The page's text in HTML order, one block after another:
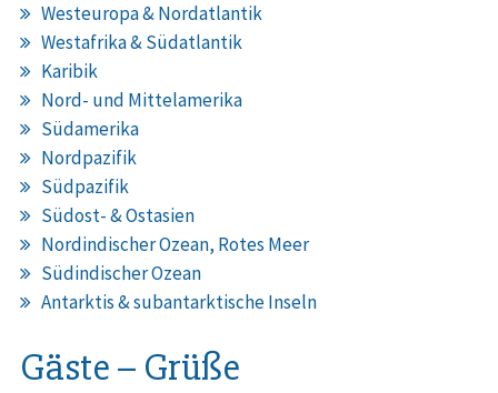
Westeuropa & Nordatlantik
Westafrika & Südatlantik
Karibik
Nord- und Mittelamerika
Südamerika
Nordpazifik
Südpazifik
Südost- & Ostasien
Nordindischer Ozean, Rotes Meer
Südindischer Ozean
Antarktis & subantarktische Inseln
Gäste – Grüße